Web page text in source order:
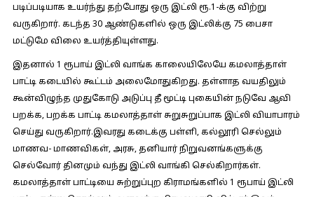
படிப்படியாக உயர்ந்து தற்போது ஒரு இட்லி ரூ.1-க்கு விற்று
வருகிறார். கடந்த 30 ஆண்டுகளில் ஒரு இட்லிக்கு 75 பைசா
மட்டுமே விலை உயர்த்தியுள்ளது.
இதனால் 1 ரூபாய் இட்லி வாங்க காலையிலேயே கமலாத்தாள்
பாட்டி கடையில் கூட்டம் அலைமோதுகிறது. தள்ளாத வயதிலும்
கூன்விழுந்த முதுகோடு அடுப்பு தீ மூட்டி புகையின் நடுவே ஆவி
பறக்க, பறக்க பாட்டி கமலாத்தாள் சுறுசுறுப்பாக இட்லி வியாபாரம்
செய்து வருகிறார்.இவரது கடைக்கு பள்ளி, கல்லூரி செல்லும்
மாணவ- மாணவிகள், அரசு, தனியார் நிறுவனங்களுக்கு
செல்வோர் தினமும் வந்து இட்லி வாங்கி செல்கிறார்கள்.
கமலாத்தாள் பாட்டியை சுற்றுப்புற கிராமங்களில் 1 ரூபாய் இட்லி